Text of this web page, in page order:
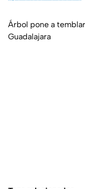
Árbol pone a
Guadalajara